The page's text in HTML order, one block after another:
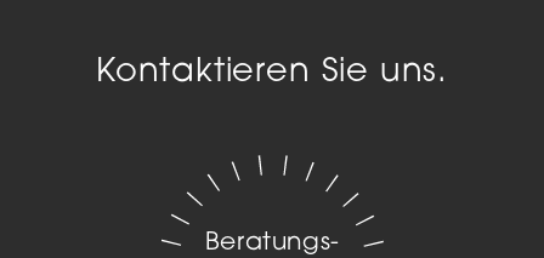
Kontaktieren Sie uns.
Beratungs­